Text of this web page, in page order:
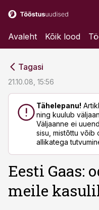
Avaleht Kõik lood
Tagasi
21.10.08, 15:56
Tähelepanu!
ning kuulub
Väljaanne ei
sisu, mistõttu võib
allikatega
Eesti Gaas:
meile